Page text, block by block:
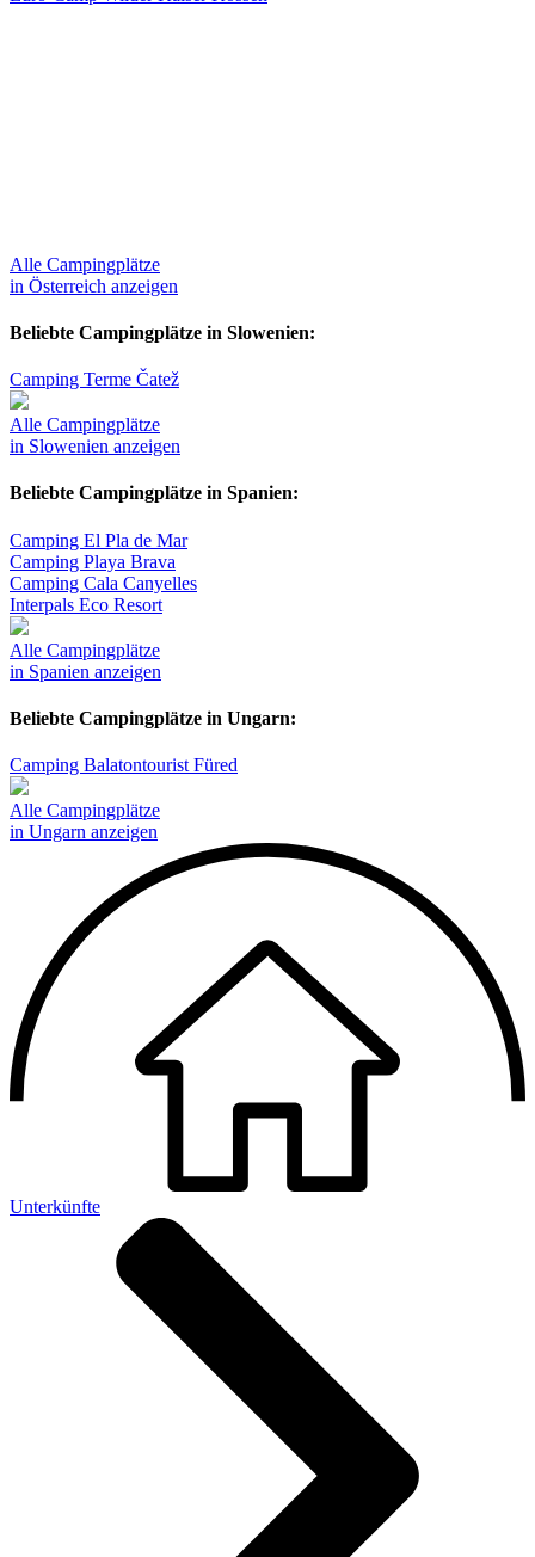
Alle Campingplätze
in Österreich anzeigen
Beliebte Campingplätze in Slowenien:
Camping Terme Čatež
Alle Campingplätze
in Slowenien anzeigen
Beliebte Campingplätze in Spanien:
Camping El Pla de Mar
Camping Playa Brava
Camping Cala Canyelles
Interpals Eco Resort
Alle Campingplätze
in Spanien anzeigen
Beliebte Campingplätze in Ungarn:
Camping Balatontourist Füred
Alle Campingplätze
in Ungarn anzeigen
Unterkünfte